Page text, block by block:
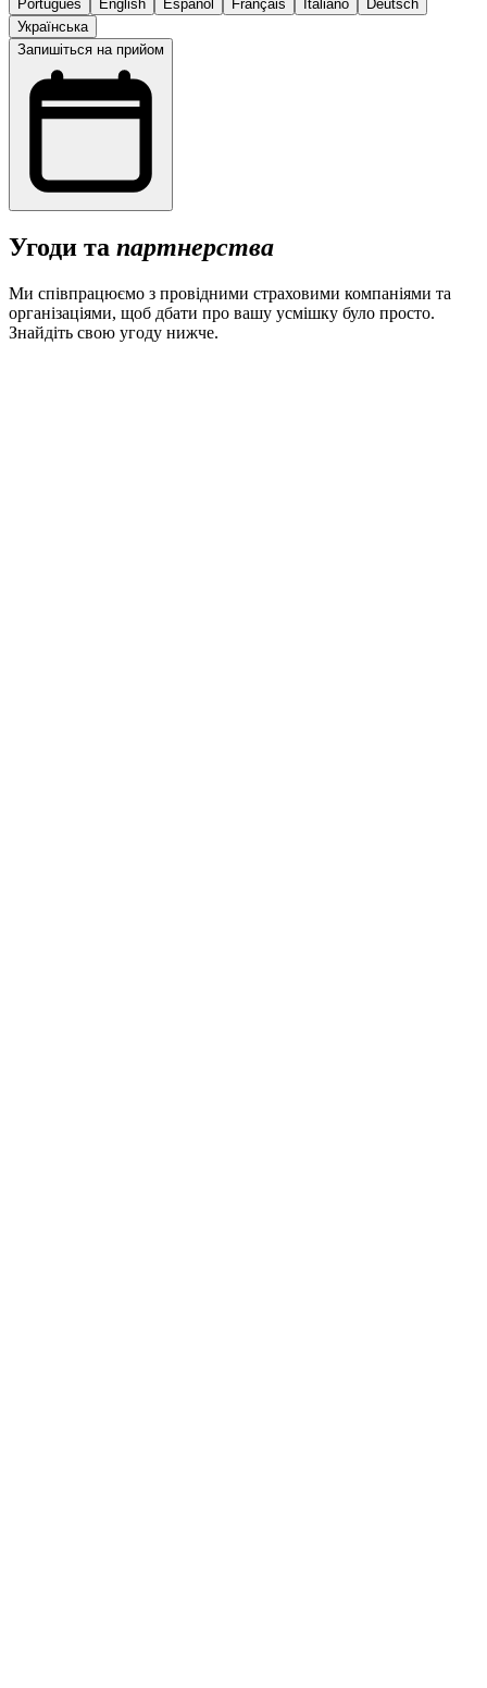
Português English Español Français Italiano
Deutsch
Українська
Запишіться на прийом
Угоди та партнерства
Ми співпрацюємо з провідними страховими компаніями та
організаціями, щоб дбати про вашу усмішку було просто.
Знайдіть свою угоду нижче.